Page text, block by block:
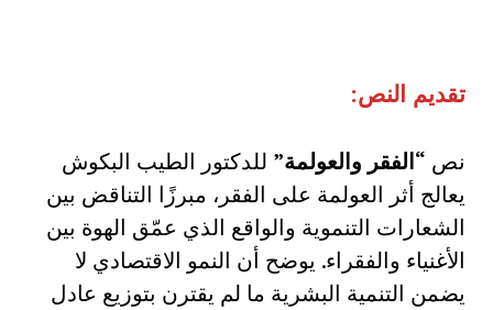
تقديم النص:
نص “الفقر والعولمة” للدكتور الطيب البكوش
يعالج أثر العولمة على الفقر، مبرزًا التناقض بين
الشعارات التنموية والواقع الذي عمّق الهوة بين
الأغنياء والفقراء. يوضح أن النمو الاقتصادي لا
يضمن التنمية البشرية ما لم يقترن بتوزيع عادل